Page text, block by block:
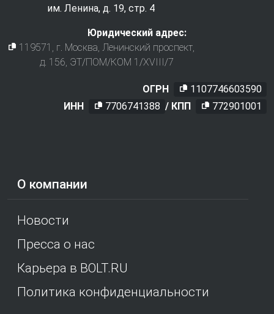
О компании
Новости
Пресса о нас
Карьера в BOLT.RU
Политика конфиденциальности
им. Ленина, д. 19, стр. 4
Юридический адрес:
119571
, г. Москва Ленинский проспект,
д. 156, ЭТ/ПОМ/КОМ 1/XVIII/7
ОГРН
1107746603590
ИНН
7706741388 / КПП 772901001